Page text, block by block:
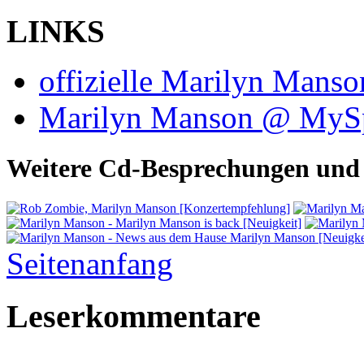
LINKS
offizielle Marilyn
Marilyn Manson @
Weitere Cd-Besprechungen
Seitenanfang
Leserkommentare